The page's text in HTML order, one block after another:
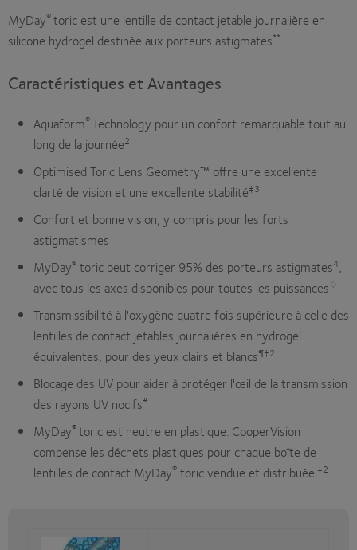
MyDay®toric est une lentille de contact jetable journalière en
silicone hydrogel destinée aux porteurs astigmates**.
Caractéristiques et Avantages
Aquaform®Technology pour un confort remarquable tout au
long de la journée2
Optimised Toric Lens Geometry™ offre une excellente
clarté de vision et une excellente stabilité‡3
Confort et bonne vision, y compris pour les forts
astigmatismes
MyDay® toric peut corriger 95% des porteurs astigmates4,
avec tous les axes disponibles pour toutes les puissances♢
Transmissibilité à l'oxygène quatre fois supérieure à celle des
lentilles de contact jetables journalières en hydrogel
équivalentes, pour des yeux clairs et blancs¶†2
Blocage des UV pour aider à protéger l'œil de la transmission
des rayons UV nocifs#
MyDay®toric est neutre en plastique. CooperVision
compense les déchets plastiques pour chaque boîte de
lentilles de contact MyDay® toric vendue et distribuée.‡2